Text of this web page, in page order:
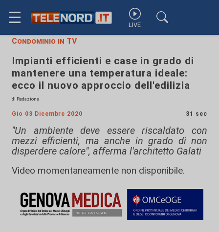
☰ LIVE
Condominio in TV
Impianti efficienti e case in grado di
mantenere una temperatura ideale:
ecco il nuovo approccio dell'edilizia
di Redazione
Gio 03 Dicembre 2020 31 sec
"Un ambiente deve essere riscaldato con
mezzi efficienti, ma anche in grado di non
disperdere calore", afferma l'architetto Galati
Video momentaneamente non disponibile.